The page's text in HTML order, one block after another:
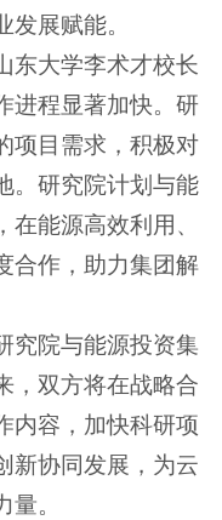
展赋能。
东大学李术才校长
进程显著加快。研
项目需求，积极对
。研究院计划与能
能源高效利用、
合作，助力集团解
究院与能源投资集
，双方将在战略合
内容，加快科研项
新协同发展，为云
。